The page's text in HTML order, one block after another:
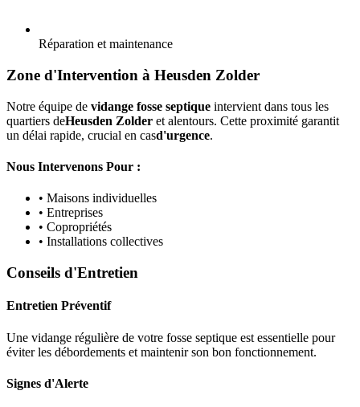
Réparation et maintenance
Zone d'Intervention à Heusden Zolder
Notre équipe de vidange fosse septique intervient dans tous les
quartiers deHeusden Zolder et alentours. Cette proximité garantit
un délai rapide, crucial en casd'urgence.
Nous Intervenons Pour :
• Maisons individuelles
• Entreprises
• Copropriétés
• Installations collectives
Conseils d'Entretien
Entretien Préventif
Une vidange régulière de votre fosse septique est essentielle pour
éviter les débordements et maintenir son bon fonctionnement.
Signes d'Alerte